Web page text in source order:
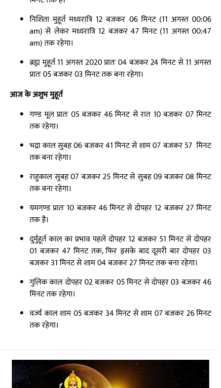
निशिता मुहूर्त मध्यरात्रि 12 बजकर 06 मिनट (11 अगस्त 00:06
am) से लेकर मध्यरात्रि 12 बजकर 47 मिनट (11 अगस्त 00:47
am) तक रहेगा।
ब्रह्म मुहूर्त 11 अगस्त 2020 प्रातः 04 बजकर 24 मिनट से 11 अगस्त
प्रातः 05 बजकर 03 मिनट तक बना रहेगा।
आज के अशुभ मुहूर्त
गण्ड मूल प्रातः 05 बजकर 46 मिनट से रात 10 बजकर 07 मिनट
तक रहेगा।
भद्रा काल सुबह 06 बजकर 41 मिनट से शाम 07 बजकर 57 मिनट
तक बना रहेगा।
राहुकाल सुबह 07 बजकर 25 मिनट से सुबह 09 बजकर 08 मिनट
तक बना रहेगा।
यमगण्ड प्रातः 10 बजकर 46 मिनट से दोपहर 12 बजकर 27 मिनट
तक है।
दुर्मुहूर्त काल का प्रभाव पहले दोपहर 12 बजकर 51 मिनट से दोपहर
01 बजकर 47 मिनट तक, फिर इसके बाद दूसरी बार दोपहर 03
बजकर 31 मिनट से शाम 04 बजकर 27 मिनट तक बना रहेगा।
गुलिक काल दोपहर 02 बजकर 05 मिनट से दोपहर 03 बजकर 46
मिनट तक रहेगा।
वर्ज्य काल शाम 05 बजकर 34 मिनट से शाम 07 बजकर 26 मिनट
तक रहेगा।